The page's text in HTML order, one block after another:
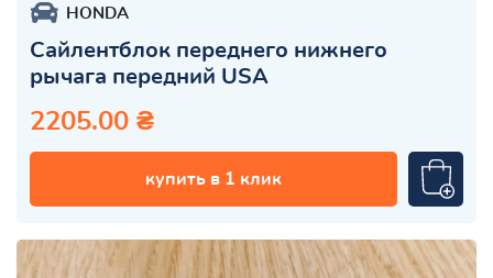
HONDA
Сайлентблок переднего нижнего
рычага передний USA
2205.00 ₴
купить в 1 клик